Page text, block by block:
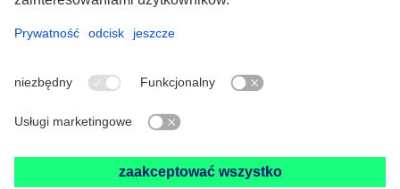
Ochrona danych osobowych
Ogólne warunki sprzedaży